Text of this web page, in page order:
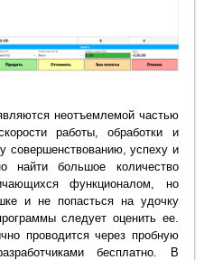
неотъемлемой частью
работы, обработки и
совершенствованию, успеху и
найти большое количество
функционалом, но
и не попасться на удочку
следует оценить ее.
проводится через пробную
бесплатно. В